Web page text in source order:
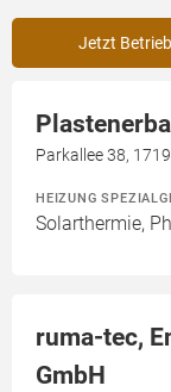
Jetzt
Parkallee 38,
HEIZUNG
Solarthermie,
ruma-tec,
GmbH